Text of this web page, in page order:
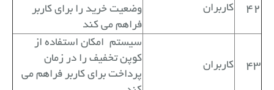
42 کاربران
وضعیت خرید را برای کاربر
فراهم می کند
43 کاربران
سیستم امکان استفاده از
کوپن تخفیف را در زمان
پرداخت برای کاربر فراهم می